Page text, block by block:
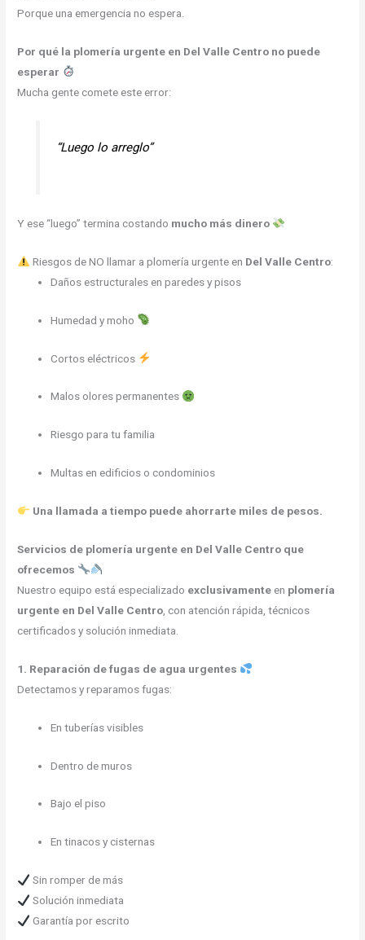
Porque una emergencia no espera.
Por qué la plomería urgente en Del Valle Centro no puede
esperar
Mucha gente comete este error:
“Luego lo arreglo”
Y ese “luego” termina costando mucho más dinero
Riesgos de NO llamar a plomería urgente en Del Valle Centro:
Daños estructurales en paredes y pisos
Humedad y moho
Cortos eléctricos
Malos olores permanentes
Riesgo para tu familia
Multas en edificios o condominios
Una llamada a tiempo puede ahorrarte miles de pesos.
Servicios de plomería urgente en Del Valle Centro que
ofrecemos
Nuestro equipo está especializado exclusivamente en plomería
urgente en Del Valle Centro , con atención rápida, técnicos
certificados y solución inmediata.
1. Reparación de fugas de agua urgentes
Detectamos y reparamos fugas:
En tuberías visibles
Dentro de muros
Bajo el piso
En tinacos y cisternas
Sin romper de más
Solución inmediata
Garantía por escrito